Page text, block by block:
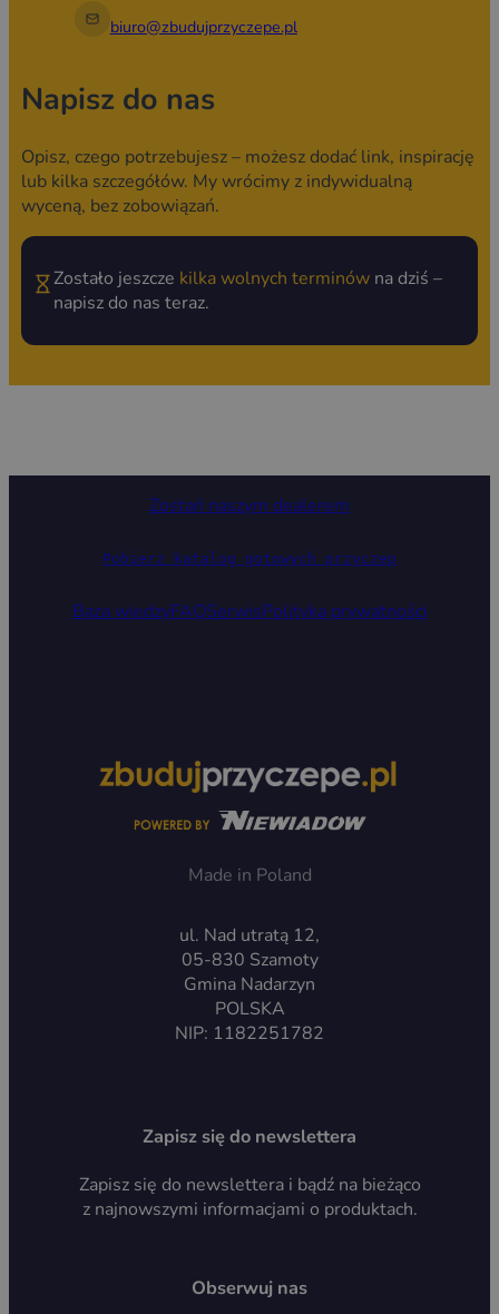
biuro@zbudujprzyczepe.pl
Napisz do nas
Opisz, czego potrzebujesz – możesz dodać link, inspirację
lub kilka szczegółów. My wrócimy z indywidualną
wyceną, bez zobowiązań.
Zostało jeszcze kilka wolnych terminówna dziś –
napisz do nas teraz.
Zostań naszym dealerem
Pobierz katalog gotowych przyczep
Baza wiedzyFAQSerwisPolityka prywatności
Made in Poland
ul. Nad utratą 12,
05-830 Szamoty
Gmina Nadarzyn
POLSKA
NIP: 1182251782
Zapisz się do newslettera
Zapisz się do newslettera i bądź na bieżąco
z najnowszymi informacjami o produktach.
Obserwuj nas